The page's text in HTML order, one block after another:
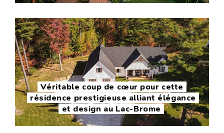
Véritable coup de cœur pour cette
résidence prestigieuse alliant élégance
et design au Lac-Brome